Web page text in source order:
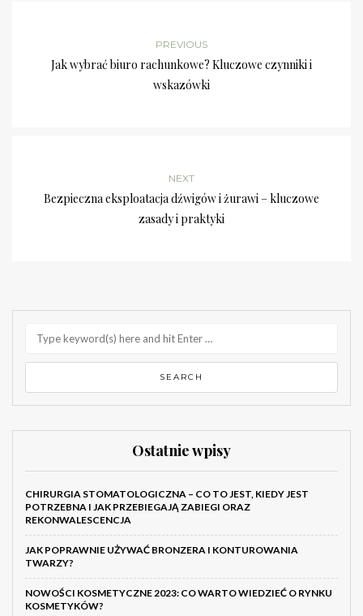
PREVIOUS
Jak wybrać biuro rachunkowe? Kluczowe czynniki i
wskazówki
NEXT
Bezpieczna eksploatacja dźwigów i żurawi – kluczowe
zasady i praktyki
Ostatnie wpisy
CHIRURGIA STOMATOLOGICZNA – CO TO JEST, KIEDY JEST
POTRZEBNA I JAK PRZEBIEGAJĄ ZABIEGI ORAZ
REKONWALESCENCJA
JAK POPRAWNIE UŻYWAĆ BRONZERA I KONTUROWANIA
TWARZY?
NOWOŚCI KOSMETYCZNE 2023: CO WARTO WIEDZIEĆ O RYNKU
KOSMETYKÓW?